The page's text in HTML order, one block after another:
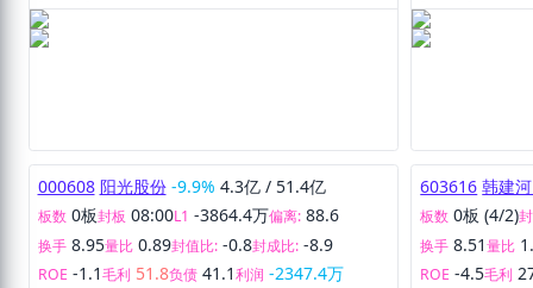
装、家具、机电
集团。
000608 阳光股份 -9.9% 4.3亿 / 51.4亿
板数 0板封板 08:00L1 -3864.4万偏离: 88.6
换手 8.95量比 0.89封值比: -0.8封成比: -8.9
ROE -1.1毛利 51.8负债 41.1利润 -2347.4万
603616 韩建
板数 0板 (4/2)
换手 8.51量比
ROE -4.5毛利